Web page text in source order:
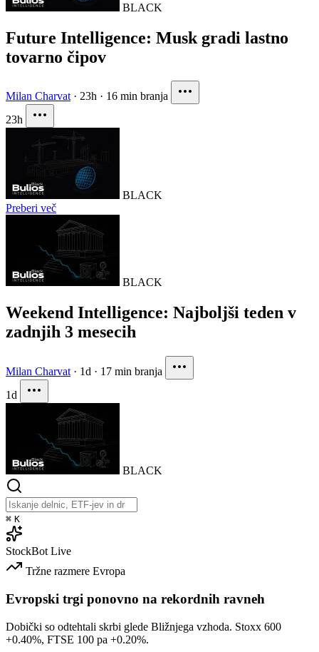
BLACK
Future Intelligence: Musk gradi lastno
tovarno čipov
Milan Charvat · 23h · 16 min branja
23h
BLACK
Preberi več
BLACK
Weekend Intelligence: Najboljši teden v
zadnjih 3 mesecih
Milan Charvat · 1d · 17 min branja
1d
BLACK
⌘ K
StockBot Live
Tržne razmere Evropa
Evropski trgi ponovno na rekordnih ravneh
Dobički so odtehtali skrbi glede Bližnjega vzhoda. Stoxx 600
+0.40%, FTSE 100 pa +0.20%.